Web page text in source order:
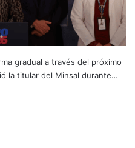
gradual a través del próximo
la titular del Minsal durante…